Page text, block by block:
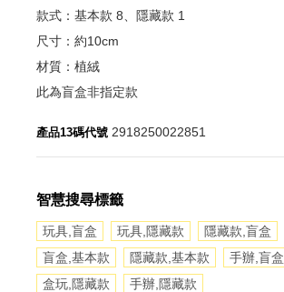
款式：基本款 8、隱藏款 1
尺寸：約10cm
材質：植絨
此為盲盒非指定款
產品13碼代號 2918250022851
智慧搜尋標籤
玩具,盲盒 玩具,隱藏款 隱藏款,盲盒
盲盒,基本款
隱藏款,基本款 手辦,盲盒
盒玩,隱藏款
手辦,隱藏款